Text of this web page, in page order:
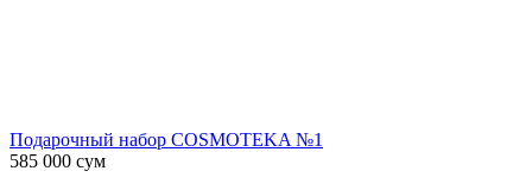
Подарочный набор COSMOTEKA №1
585 000 сум